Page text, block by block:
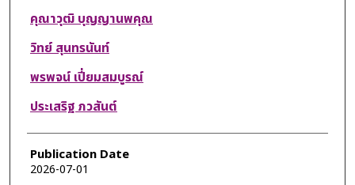
คุณาวุฒิ บุญญานพคุณ
วิทย์ สุนทรนันท์
พรพจน์ เปี่ยมสมบูรณ์
ประเสริฐ ภวสันต์
Publication Date
2026-07-01